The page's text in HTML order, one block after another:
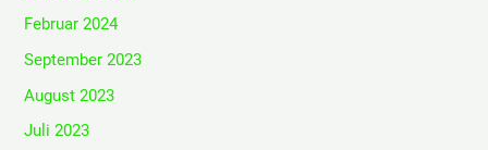
Februar 2024
September 2023
August 2023
Juli 2023